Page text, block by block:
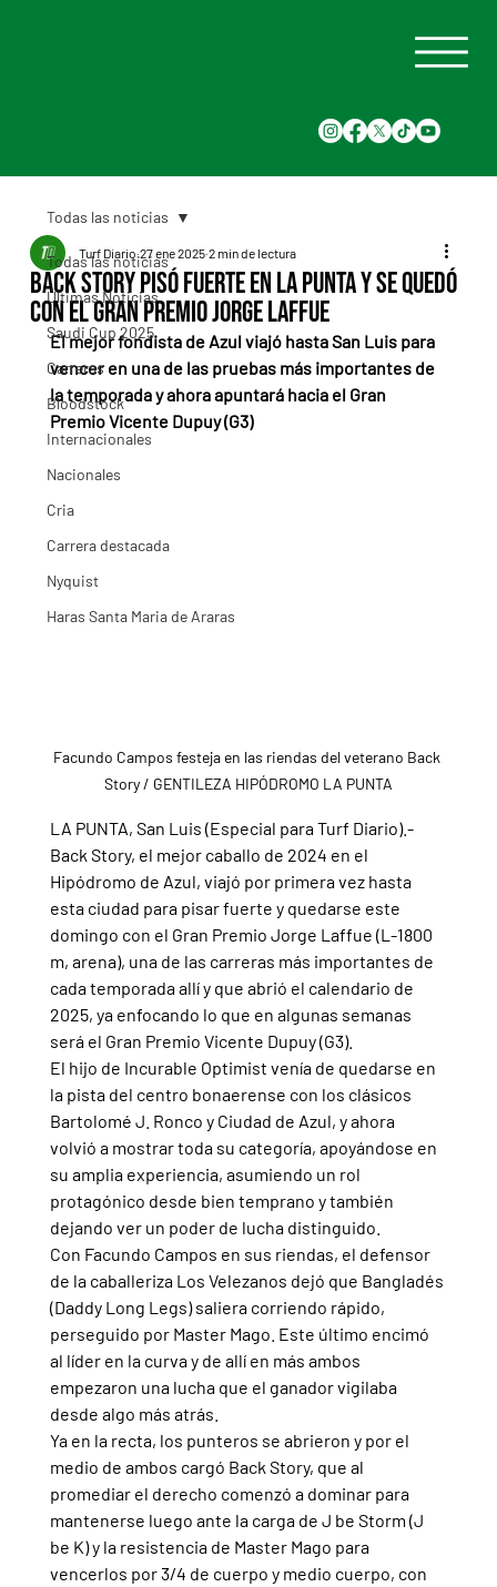
Todas las noticias
Últimas Noticias
Saudi Cup 2025
Carreras
Bloodstock
Internacionales
Nacionales
Cria
Carrera destacada
Nyquist
Haras Santa Maria de Araras
Todas las noticias
Back Story pisó fuerte en La Punta y se quedó
con el Gran Premio Jorge Laffue
Turf Diario 27 ene 2025 2 min de lectura
El mejor fondista de Azul viajó hasta San Luis para
vencer en una de las pruebas más importantes de
la temporada y ahora apuntará hacia el Gran
Premio Vicente Dupuy (G3)
Facundo Campos festeja en las riendas del veterano Back
Story / GENTILEZA HIPÓDROMO LA PUNTA
LA PUNTA, San Luis (Especial para Turf Diario).-
Back Story, el mejor caballo de 2024 en el
Hipódromo de Azul, viajó por primera vez hasta
esta ciudad para pisar fuerte y quedarse este
domingo con el Gran Premio Jorge Laffue (L-1800
m, arena), una de las carreras más importantes de
cada temporada allí y que abrió el calendario de
2025, ya enfocando lo que en algunas semanas
será el Gran Premio Vicente Dupuy (G3).
El hijo de Incurable Optimist venía de quedarse en
la pista del centro bonaerense con los clásicos
Bartolomé J. Ronco y Ciudad de Azul, y ahora
volvió a mostrar toda su categoría, apoyándose en
su amplia experiencia, asumiendo un rol
protagónico desde bien temprano y también
dejando ver un poder de lucha distinguido.
Con Facundo Campos en sus riendas, el defensor
de la caballeriza Los Velezanos dejó que Bangladés
(Daddy Long Legs) saliera corriendo rápido,
perseguido por Master Mago. Este último encimó
al líder en la curva y de allí en más ambos
empezaron una lucha que el ganador vigilaba
desde algo más atrás.
Ya en la recta, los punteros se abrieron y por el
medio de ambos cargó Back Story, que al
promediar el derecho comenzó a dominar para
mantenerse luego ante la carga de J be Storm (J
be K) y la resistencia de Master Mago para
vencerlos por 3/4 de cuerpo y medio cuerpo, con